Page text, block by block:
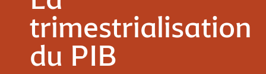
trimestrialisation
du PIB